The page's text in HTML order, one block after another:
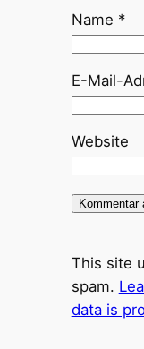
Name *
E-Mail-
Website
This site
spam.
data is